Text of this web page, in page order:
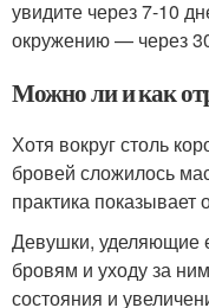
увидите через 7-10
окружению — через
Можно ли и как
Хотя вокруг столь
бровей сложилось
практика показывает
Девушки, уделяющие
бровям и уходу за
состояния и